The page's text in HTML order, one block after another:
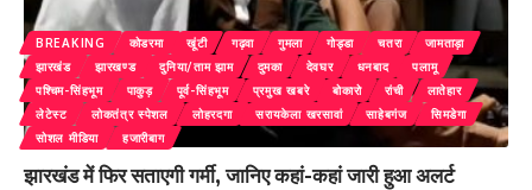
BREAKING कोडरमा खूंटी गढ़वा गुमला गोड्डा चतरा
जामताड़ा
झारखंड
झारखण्ड दुनिया/ताम झाम दुमका देवघर धनबाद
पलामू
पश्चिम-सिंहभूम
पाकुड़ पूर्व-सिंहभूम प्रमुख खबरे बोकारो रांची
लातेहार
लेटेस्ट
लोकतंत्र स्पेशल लोहरदगा सरायकेला खरसावां साहेबगंज
सिमडेगा
सोशल मीडिया
हजारीबाग
झारखंड में फिर सताएगी गर्मी, जानिए कहां-कहां जारी हुआ अलर्ट